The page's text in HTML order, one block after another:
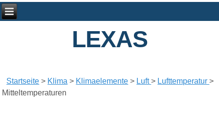
LEXAS
Startseite > Klima > Klimaelemente > Luft> Lufttemperatur>
Mitteltemperaturen